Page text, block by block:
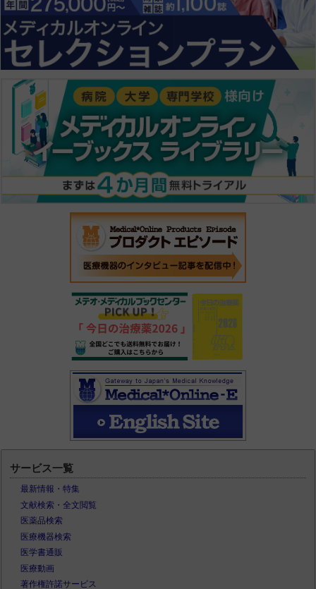
サービス一覧
最新情報・特集
文献検索・全文閲覧
医薬品検索
医療機器検索
医学書通販
医療動画
著作権許諾サービス